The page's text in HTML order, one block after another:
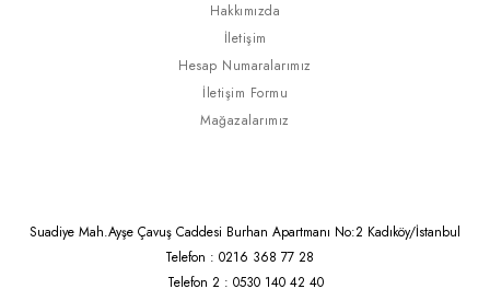
Hakkımızda
İletişim
Hesap Numaralarımız
İletişim Formu
Mağazalarımız
Suadiye Mah.Ayşe Çavuş Caddesi Burhan Apartmanı No:2 Kadıköy/İstanbul
Telefon : 0216 368 77 28
Telefon 2 : 0530 140 42 40